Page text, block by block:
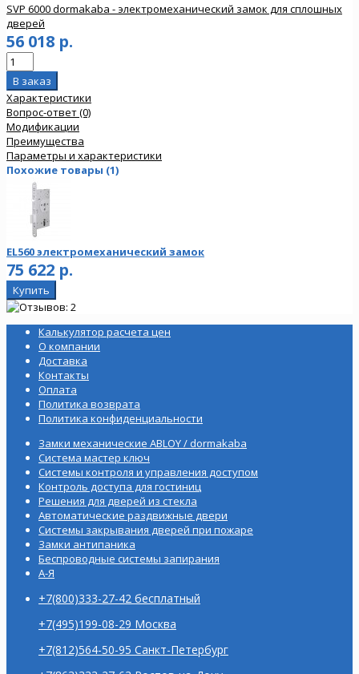
SVP 6000 dormakaba - электромеханический замок для сплошных
дверей
56 018 р.
Характеристики
Вопрос-ответ (0)
Модификации
Преимущества
Параметры и характеристики
Похожие товары (1)
EL560 электромеханический замок
75 622 р.
Калькулятор расчета цен
О компании
Доставка
Контакты
Оплата
Политика возврата
Политика конфиденциальности
Замки механические ABLOY / dormakaba
Система мастер ключ
Системы контроля и управления доступом
Контроль доступа для гостиниц
Решения для дверей из стекла
Автоматические раздвижные двери
Системы закрывания дверей при пожаре
Замки антипаника
Беспроводные системы запирания
А-Я
+7(800)333-27-42 бесплатный
+7(495)199-08-29 Москва
+7(812)564-50-95 Санкт-Петербург